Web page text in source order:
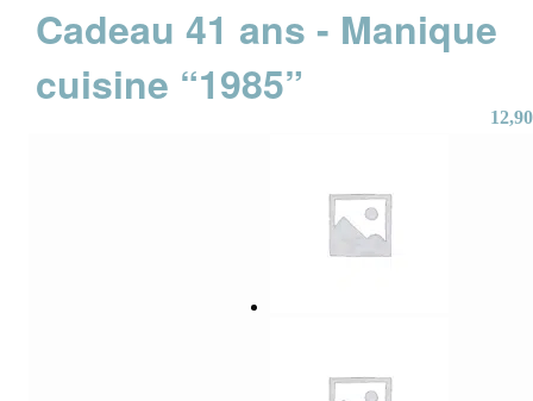
Cadeau 41 ans - Manique
cuisine “1985”
12,90